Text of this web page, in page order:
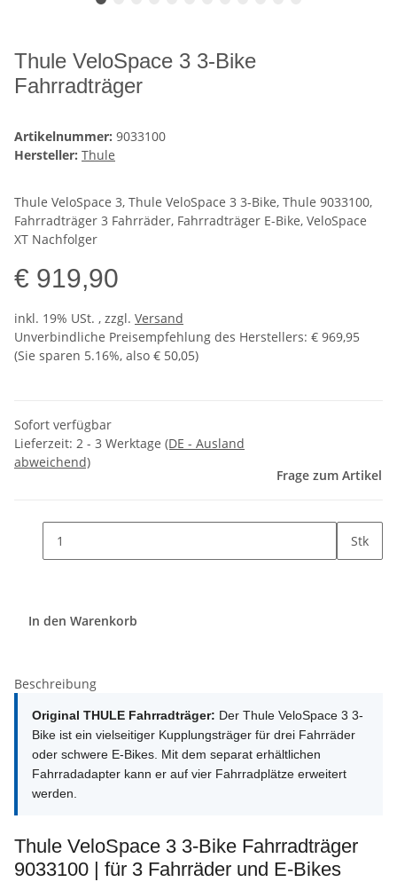
Thule VeloSpace 3 3-Bike
Fahrradträger
Artikelnummer: 9033100
Hersteller: Thule
Thule VeloSpace 3, Thule VeloSpace 3 3-Bike, Thule 9033100,
Fahrradträger 3 Fahrräder, Fahrradträger E-Bike, VeloSpace
XT Nachfolger
€ 919,90
inkl. 19% USt. , zzgl. Versand
Unverbindliche Preisempfehlung des Herstellers: € 969,95
(Sie sparen 5.16%, also € 50,05)
Sofort verfügbar
Lieferzeit: 2 - 3 Werktage (DE - Ausland
abweichend)
Frage zum Artikel
Stk
In den Warenkorb
Beschreibung
Original THULE Fahrradträger: Der Thule VeloSpace 3 3-
Bike ist ein vielseitiger Kupplungsträger für drei Fahrräder
oder schwere E-Bikes. Mit dem separat erhältlichen
Fahrradadapter kann er auf vier Fahrradplätze erweitert
werden.
Thule VeloSpace 3 3-Bike Fahrradträger
9033100 | für 3 Fahrräder und E-Bikes